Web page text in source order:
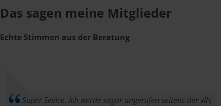
Das sagen meine Mitglieder
Echte Stimmen aus der Beratung
Super Sevice. Ich werde sogar angerufen seitens der vlh,